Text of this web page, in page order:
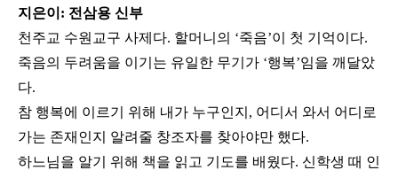
지은이: 전삼용 신부
천주교 수원교구 사제다. 할머니의 ‘죽음’이 첫 기억이다.
죽음의 두려움을 이기는 유일한 무기가 ‘행복’임을 깨달았
다.
참 행복에 이르기 위해 내가 누구인지, 어디서 와서 어디로
가는 존재인지 알려줄 창조자를 찾아야만 했다.
하느님을 알기 위해 책을 읽고 기도를 배웠다. 신학생 때 인